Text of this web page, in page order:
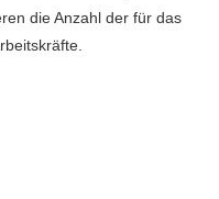
die Anzahl der für das